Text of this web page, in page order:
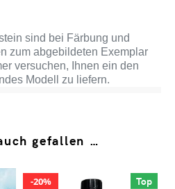
sind bei Färbung und
zum abgebildeten Exemplar
versuchen, Ihnen ein den
Modell zu liefern.
gefallen …
Top
20%